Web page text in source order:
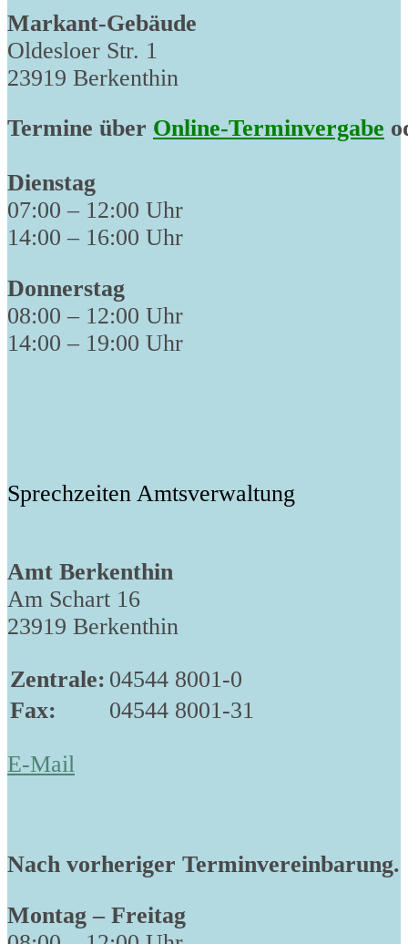
Markant-Gebäude
Oldesloer Str. 1
23919 Berkenthin
Termine über Online-Terminvergabe
Dienstag
07:00 – 12:00 Uhr
14:00 – 16:00 Uhr
Donnerstag
08:00 – 12:00 Uhr
14:00 – 19:00 Uhr
Sprechzeiten Amtsverwaltung
Amt Berkenthin
Am Schart 16
23919 Berkenthin
Zentrale: 04544 8001-0
Fax:
04544 8001-31
E-Mail
Nach vorheriger Terminvereinbarung.
Montag – Freitag